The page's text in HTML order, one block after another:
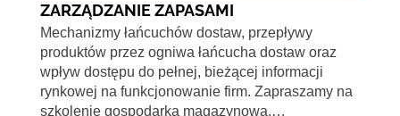
ZARZĄDZANIE ZAPASAMI
Mechanizmy łańcuchów dostaw, przepływy
produktów przez ogniwa łańcucha dostaw oraz
wpływ dostępu do pełnej, bieżącej informacji
rynkowej na funkcjonowanie firm. Zapraszamy na
szkolenie gospodarka magazynowa,…